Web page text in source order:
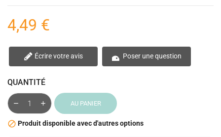
4,49 €
Écrire votre avis Poser une question
QUANTITÉ
AU PANIER
 Produit disponible avec d'autres options